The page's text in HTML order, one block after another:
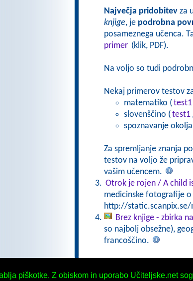
piškotke. Z obiskom in uporabo Učiteljske.net
Največja pridobitevza
knjige, je podrobna
posameznega učenca.
primer (klik, PDF).
Na voljo so tudi
Nekaj primerov testov
matematiko (test1
slovenščino (test1
spoznavanje
Za spremljanje znanja
testov na voljo že
vašim učencem.
Otrok je rojen / A child
medicinske fotografije o
http://
Brez knjige - zbirka
so najbolj obsežne),
francoščino.